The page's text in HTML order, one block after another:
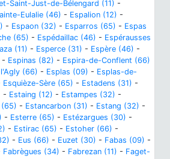
Saint-Just-de-Bélengard (11) -
Eulalie (46) - Espalion (12) -
- Espaon (32) - Esparros (65) - Espas
(65) - Espédaillac (46) - Espérausses
(11) - Esperce (31) - Espère (46) -
- Espinas (82) - Espira-de-Conflent (66)
(66) - Esplas (09) - Esplas-de-
Esquièze-Sère (65) - Estadens (31) -
- Estaing (12) - Estampes (32) -
(65) - Estancarbon (31) - Estang (32) -
- Esterre (65) - Estézargues (30) -
- Estirac (65) - Estoher (66) -
- Eus (66) - Euzet (30) - Fabas (09) -
Fabrègues (34) - Fabrezan (11) - Faget-